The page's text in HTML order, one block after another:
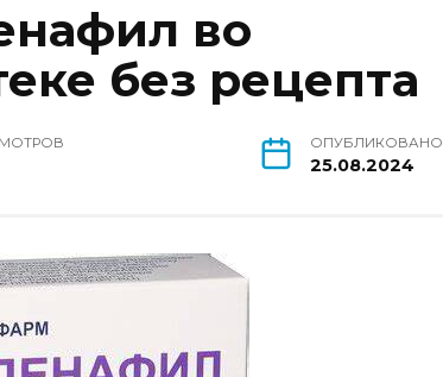
во
без рецепта
ОПУБЛИКОВАНО
25.08.2024